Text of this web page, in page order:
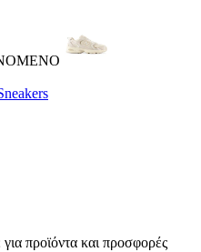
προϊόντα και προσφορές